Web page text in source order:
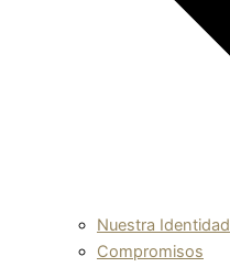
Nuestra Identidad
Compromisos